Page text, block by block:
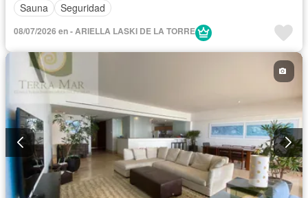
Sauna
Seguridad
08/07/2026 en - ARIELLA LASKI DE LA TORRE